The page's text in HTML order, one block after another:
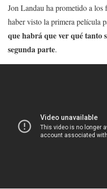
Jon Landau ha prometido a los
haber visto la primera película
que habrá que ver qué tanto
segunda parte.